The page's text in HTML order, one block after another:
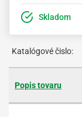
Skladom
Katalógové čislo:
Popis tovaru